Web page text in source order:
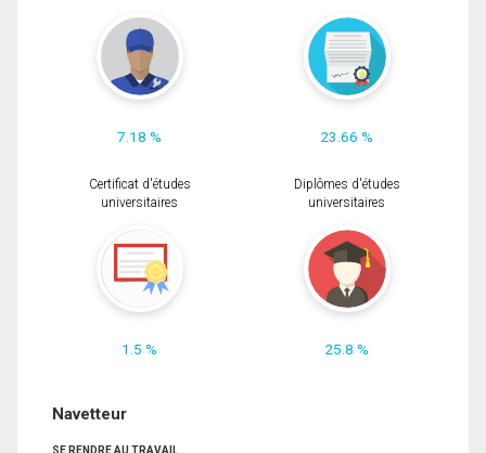
7.18 % 23.66 %
Certificat d'études
universitaires
1.5 %
Diplômes d'études
universitaires
25.8 %
Navetteur
SE RENDRE AU TRAVAIL